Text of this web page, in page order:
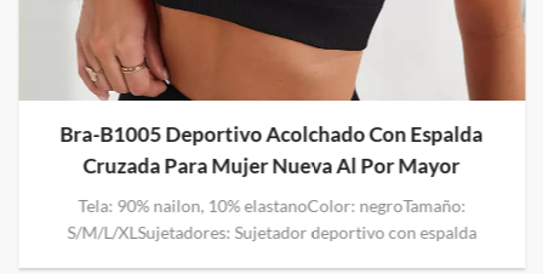
Bra-B1006 Deportivo De Talla Grande Con
Soporte Alto Sexy Acolchado Al Por Mayor
Tela: 75% nailon, 25% elastanoColor: negro, blanco, azul,
grisTamaño: S/M/L/XLSujetadores: Sujetador deportivo de talla